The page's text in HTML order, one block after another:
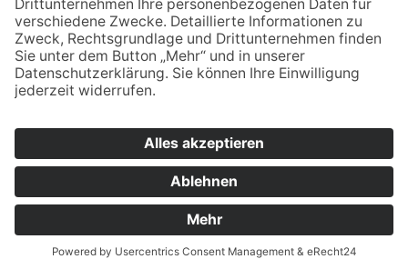
QUICKLINKS
Lehrkräfte
WebUntis-Hilfe